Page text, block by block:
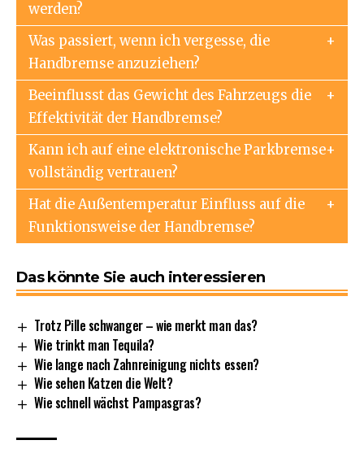
werden?
Was passiert, wenn ich vergesse, die
Handbremse anzuziehen?
Beeinflusst das Gewicht des Fahrzeugs die
Effektivität der Handbremse?
Kann ich auf eine elektronische Parkbremse
vollständig vertrauen?
Hat die Außentemperatur Einfluss auf die
Funktionsweise der Handbremse?
Das könnte Sie auch interessieren
Trotz Pille schwanger – wie merkt man das?
Wie trinkt man Tequila?
Wie lange nach Zahnreinigung nichts essen?
Wie sehen Katzen die Welt?
Wie schnell wächst Pampasgras?